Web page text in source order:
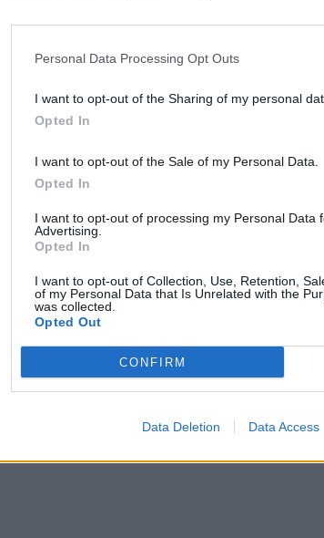
Personal Data Processing Opt Outs
I want to opt-out of the Sharing of my personal
Opted In
I want to opt-out of the Sale of my Personal Data.
Opted In
I want to opt-out of processing my Personal Data
Advertising.
Opted In
I want to opt-out of Collection, Use, Retention,
of my Personal Data that Is Unrelated with the
was collected.
Opted Out
CONFIRM
Data Deletion Data Access
Rudy Giuliani a
americana